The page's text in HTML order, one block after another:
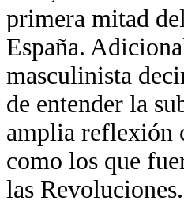
primera mitad
España.
masculinista
de entender la
amplia reflexión
como los que
las Revoluciones.